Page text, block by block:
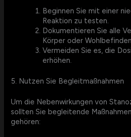
Beginnen Sie mit einer
Reaktion zu testen.
Dokumentieren Sie alle
Körper oder
Vermeiden Sie es, die
erhöhen.
5. Nutzen Sie Begleitmaßnahmen
Um die Nebenwirkungen von
sollten Sie begleitende
gehören: